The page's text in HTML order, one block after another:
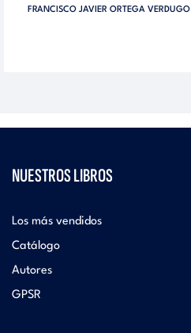
FRANCISCO JAVIER ORTEGA VERDUGO
NUESTROS LIBROS
Los más vendidos
Catálogo
Autores
GPSR